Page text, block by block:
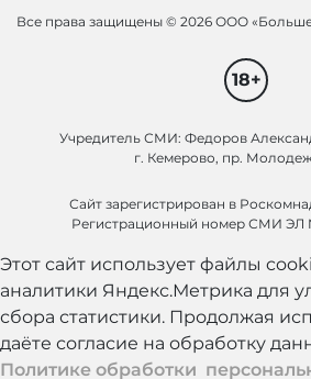
Все права защищены © 2026 ООО
18+
Учредитель СМИ: Федоров
г. Кемерово, пр.
Сайт зарегистрирован в
Регистрационный номер СМИ ЭЛ
Этот сайт использует файлы
аналитики Яндекс.Метрика для
сбора статистики. Продолжая
даёте согласие на обработку
Политике обработки